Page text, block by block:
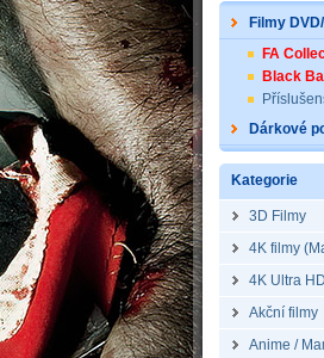
Filmy
FA
Black
Dárkové
Kategorie
3D Filmy
4K filmy
4K Ultra
Akční filmy
Anime /